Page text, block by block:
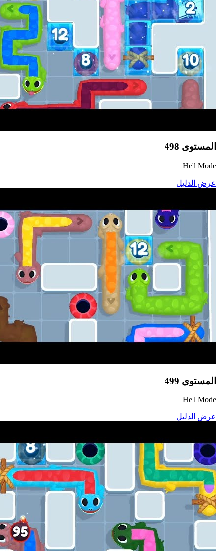
المستوى 498
Hell Mode
عرض الدليل
المستوى 499
Hell Mode
عرض الدليل